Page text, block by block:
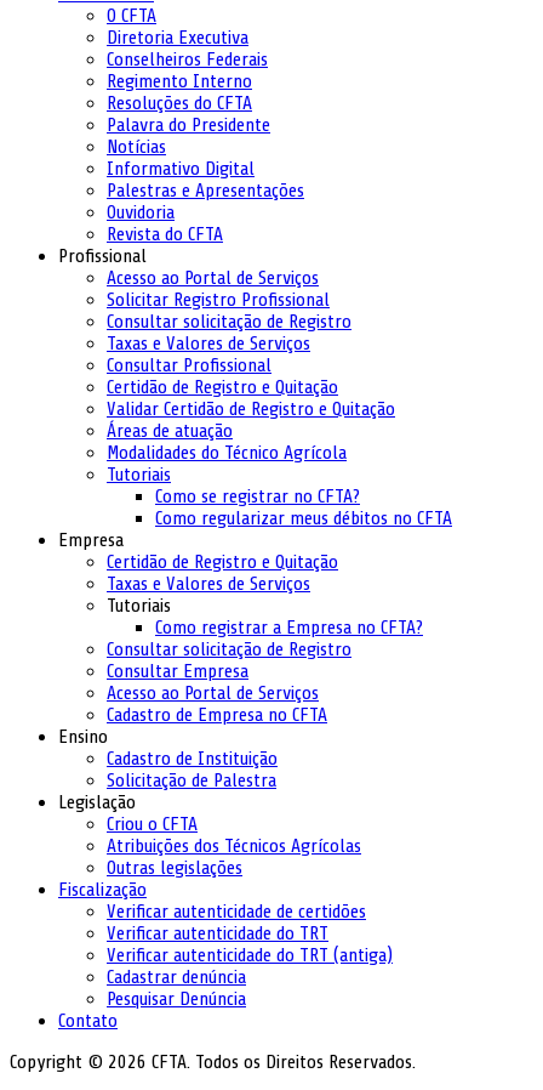
O CFTA
Diretoria Executiva
Conselheiros Federais
Regimento Interno
Resoluções do CFTA
Palavra do Presidente
Notícias
Informativo Digital
Palestras e Apresentações
Ouvidoria
Revista do CFTA
Profissional
Acesso ao Portal de Serviços
Solicitar Registro Profissional
Consultar solicitação de Registro
Taxas e Valores de Serviços
Consultar Profissional
Certidão de Registro e Quitação
Validar Certidão de Registro e Quitação
Áreas de atuação
Modalidades do Técnico Agrícola
Tutoriais
Como se registrar no CFTA?
Como regularizar meus débitos no CFTA
Empresa
Certidão de Registro e Quitação
Taxas e Valores de Serviços
Tutoriais
Como registrar a Empresa no CFTA?
Consultar solicitação de Registro
Consultar Empresa
Acesso ao Portal de Serviços
Cadastro de Empresa no CFTA
Ensino
Cadastro de Instituição
Solicitação de Palestra
Legislação
Criou o CFTA
Atribuições dos Técnicos Agrícolas
Outras legislações
Fiscalização
Verificar autenticidade de certidões
Verificar autenticidade do TRT
Verificar autenticidade do TRT (antiga)
Cadastrar denúncia
Pesquisar Denúncia
Contato
Copyright © 2026 CFTA. Todos os Direitos Reservados.